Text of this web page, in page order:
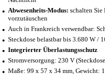
Abwesenheits-Modus: schalten Sie
vorzutäuschen
Auch in Frankreich verwendbar:
Steckdose belastbar bis 3.680 W /
Integrierter Überlastungsschutz
Stromversorgung: 230 V
Maße: 99 x 57 x 34 mm, Gewicht: